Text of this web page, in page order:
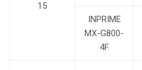
15
INPRIME
MX-G800-
4F